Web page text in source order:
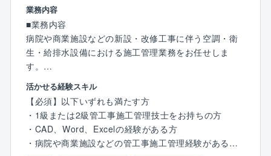
◎出張は近隣エリアに行くことはありますが、現状出
張している人の方が少ないです。
◎残業時間を減らすために建設ディレクターのポジシ
ョンを設けるなど、施工管理の負担を減らすための施
策を積極的に取り入れています。
■定年制度
定年60歳（再雇用65歳）
働く意欲がある方に関しては、相談のうえ65歳を超え
てもご就業いただいている方もいらっしゃいます。
業務内容
■業務内容
病院や商業施設などの新設・改修工事に伴う空調・衛
生・給排水設備における施工管理業務をお任せしま
す。
■業務詳細
基本的な業務内容は大手ゼネコンからの案件となりま
す。
具体的には：
・工事全体の工程管理
活かせる経験スキル
【必須】以下いずれも満たす方
・1級または2級管工事施工管理技士をお持ちの方
・CAD、Word、Excelの経験がある方
・病院や商業施設などの管工事施工管理経験がある方